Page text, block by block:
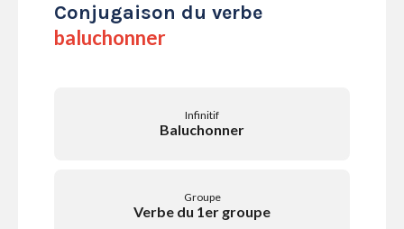
Conjugaison du verbe
baluchonner
Infinitif
Baluchonner
Groupe
Verbe du 1er groupe